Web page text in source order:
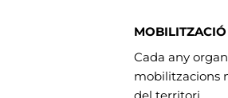
MOBILITZACIÓ
Cada any
mobilitzacions